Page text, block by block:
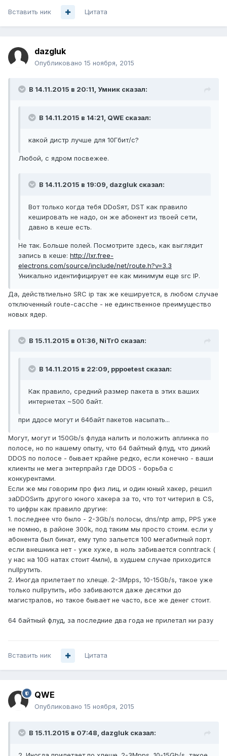
Вставить ник Цитата
dazgluk
Опубликовано 15 ноября, 2015
В 14.11.2015 в 20:11, Умник сказал:
В 14.11.2015 в 14:21, QWE сказал:
какой дистр лучше для 10Гбит/с?
Любой, с ядром посвежее.
В 14.11.2015 в 19:09, dazgluk сказал:
Вот только когда тебя DDoSят, DST как правило
кешировать не надо, он же абонент из твоей сети,
давно в кеше есть.
Не так. Больше полей. Посмотрите здесь, как выглядит
запись в кеше: http://lxr.free-
electrons.com/source/include/net/route.h?v=3.3
Уникально идентифицирует ее как минимум еще src IP.
Да, действтиельно SRC ip так же кешируется, в любом случае
отключенный route-cacche - не единственное преимущество
новых ядер.
В 15.11.2015 в 01:36, NiTr0 сказал:
В 14.11.2015 в 22:09, pppoetest сказал:
Как правило, средний размер пакета в этих ваших
интернетах ~500 байт.
при ддосе могут и 64байт пакетов насыпать...
Могут, могут и 150Gb/s флуда налить и положить аплинка по
полосе, но по нашему опыту, что 64 байтный флуд, что дикий
DDOS по полосе - бывает крайне редко, если конечно - ваши
клиенты не мега энтерпрайз где DDOS - борьба с
конкурентами.
Если же мы говорим про физ лиц, и один юный хакер, решил
заDDOSить другого юного хакера за то, что тот читерил в CS,
то цифры как правило другие:
1. последнее что было - 2-3Gb/s полосы, dns/ntp amp, PPS уже
не помню, в районе 300k, под таким мы просто стоим. если у
абонента был бинат, ему тупо зальется 100 мегабитный порт.
если внешника нет - уже хуже, в ноль забивается conntrack (
у нас на 10G натах стоит 4млн), в худшем случае приходится
nullрутить.
2. Иногда прилетает по хлеще. 2-3Mpps, 10-15Gb/s, такое уже
только nullрутить, ибо забиваются даже десятки до
магистралов, но такое бывает не часто, все же денег стоит.
64 байтный флуд, за последние два года не прилетал ни разу
Вставить ник Цитата
QWE
Опубликовано 15 ноября, 2015
В 15.11.2015 в 07:48, dazgluk сказал: